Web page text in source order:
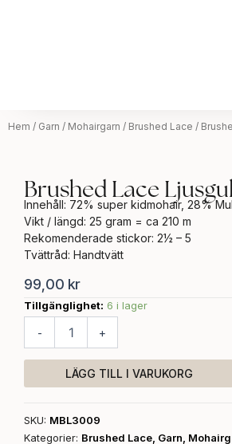
Hem / Garn / Mohairgarn / Brushed Lace /
Brushed Lace
Innehåll: 72% super kidmohair, 28%
Vikt / längd: 25 gram = ca 210 m
Rekomenderade stickor: 2½ – 5
Tvättråd: ​Handtvätt
99,00 kr
Tillgänglighet: 6 i lager
-
Brushed
3009
+
LÄGG TILL I VARUKORG
SKU: MBL3009
Kategorier: Brushed Lace Garn